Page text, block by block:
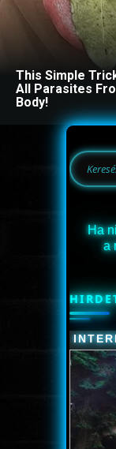
This Simple
All Parasites
Body!
Ha
a